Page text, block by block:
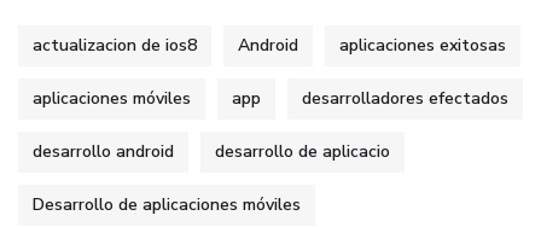
actualizacion de ios8 Android aplicaciones exitosas
aplicaciones móviles app desarrolladores efectados
desarrollo android desarrollo de aplicacio
Desarrollo de aplicaciones móviles